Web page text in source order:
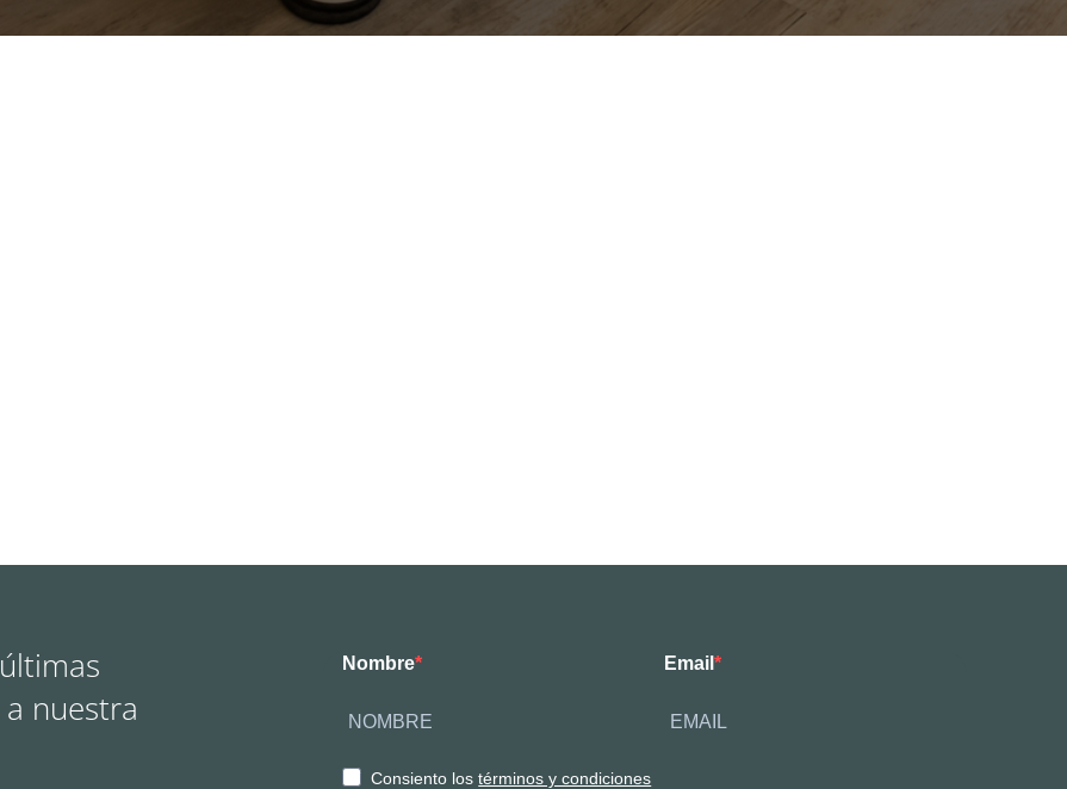
nuestra
Nombre Email
Consiento lostérminos y condiciones